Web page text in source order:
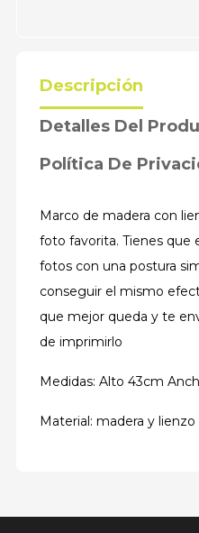
Descripción
Detalles Del
Política De
Marco de madera con
foto favorita. Tienes que
fotos con una postura
conseguir el mismo
que mejor queda y te
de imprimirlo
Medidas: Alto 43cm
Material: madera y lienzo